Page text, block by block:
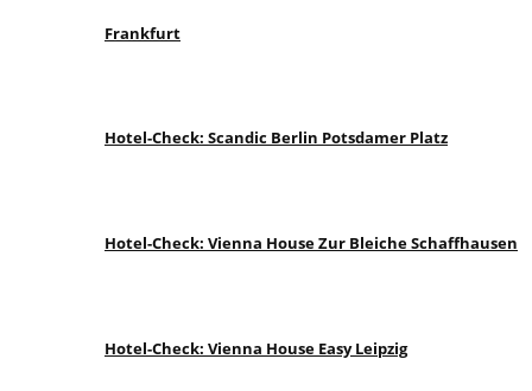
Frankfurt
Hotel-Check: Scandic Berlin Potsdamer Platz
Hotel-Check: Vienna House Zur Bleiche Schaffhausen
Hotel-Check: Vienna House Easy Leipzig